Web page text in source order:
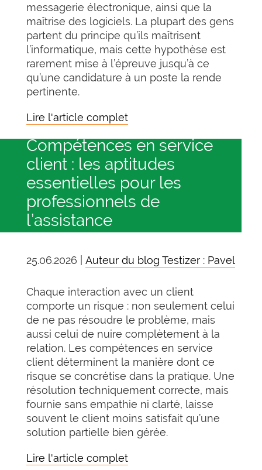
messagerie électronique, ainsi que la
maîtrise des logiciels. La plupart des gens
partent du principe qu’ils maîtrisent
l’informatique, mais cette hypothèse est
rarement mise à l’épreuve jusqu’à ce
qu’une candidature à un poste la rende
pertinente.
Lire l'article complet
Compétences en service
client : les aptitudes
essentielles pour les
professionnels de
l’assistance
25.06.2026 | Auteur du blog Testizer : Pavel
Chaque interaction avec un client
comporte un risque : non seulement celui
de ne pas résoudre le problème, mais
aussi celui de nuire complètement à la
relation. Les compétences en service
client déterminent la manière dont ce
risque se concrétise dans la pratique. Une
résolution techniquement correcte, mais
fournie sans empathie ni clarté, laisse
souvent le client moins satisfait qu’une
solution partielle bien gérée.
Lire l'article complet